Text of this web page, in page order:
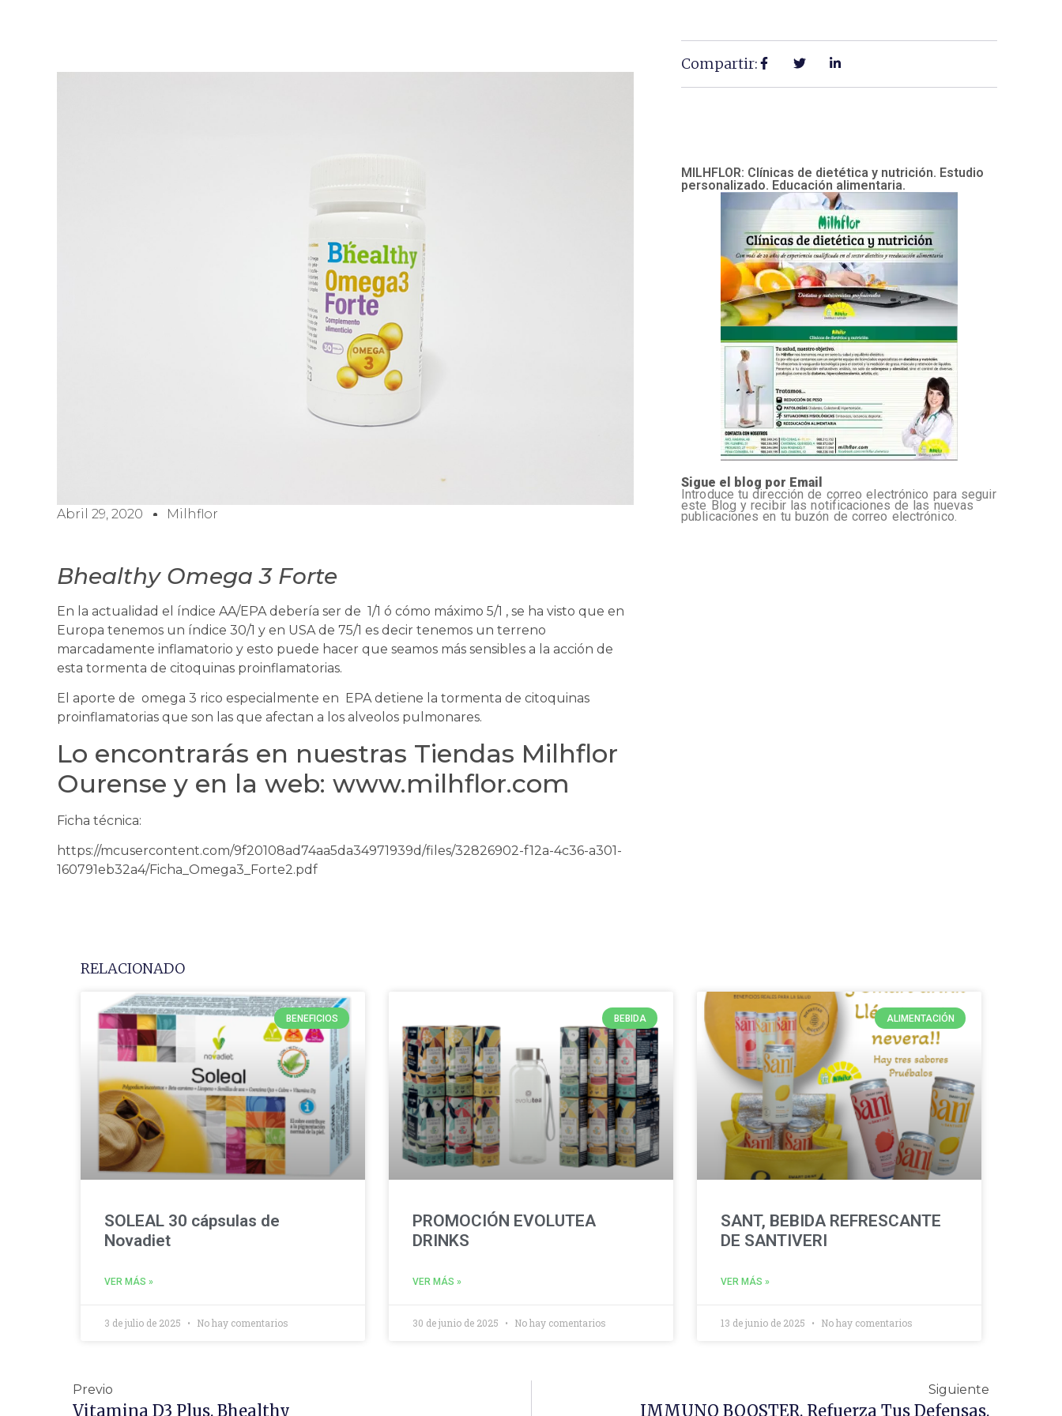
Abril 29, 2020 Milhflor
Bhealthy Omega 3 Forte
En la actualidad el índice AA/EPA debería ser de 1/1 ó cómo máximo 5/1 , se ha visto que en
Europa tenemos un índice 30/1 y en USA de 75/1 es decir tenemos un terreno
marcadamente inflamatorio y esto puede hacer que seamos más sensibles a la acción de
esta tormenta de citoquinas proinflamatorias.
El aporte de omega 3 rico especialmente en EPA detiene la tormenta de citoquinas
proinflamatorias que son las que afectan a los alveolos pulmonares.
Lo encontrarás en nuestras Tiendas Milhflor
Ourense y en la web: www.milhflor.com
Ficha técnica:
https://mcusercontent.com/9f20108ad74aa5da34971939d/files/32826902-f12a-4c36-a301-
160791eb32a4/Ficha_Omega3_Forte2.pdf
Compartir:
MILHFLOR: Clínicas de dietética y nutrición. Estudio
personalizado. Educación alimentaria.
Sigue el blog por Email
Introduce tu dirección de correo electrónico para seguir
este Blog y recibir las notificaciones de las nuevas
publicaciones en tu buzón de correo electrónico.
RELACIONADO
BENEFICIOS
SOLEAL 30 cápsulas de
Novadiet
VER MÁS »
3 de julio de 2025 No hay comentarios
BEBIDA
PROMOCIÓN EVOLUTEA
DRINKS
VER MÁS »
30 de junio de 2025 No hay comentarios
ALIMENTACIÓN
SANT, BEBIDA REFRESCANTE
DE SANTIVERI
VER MÁS »
13 de junio de 2025 No hay comentarios
Previo
Vitamina D3 Plus. Bhealthy
Siguiente
IMMUNO BOOSTER. Refuerza Tus Defensas.